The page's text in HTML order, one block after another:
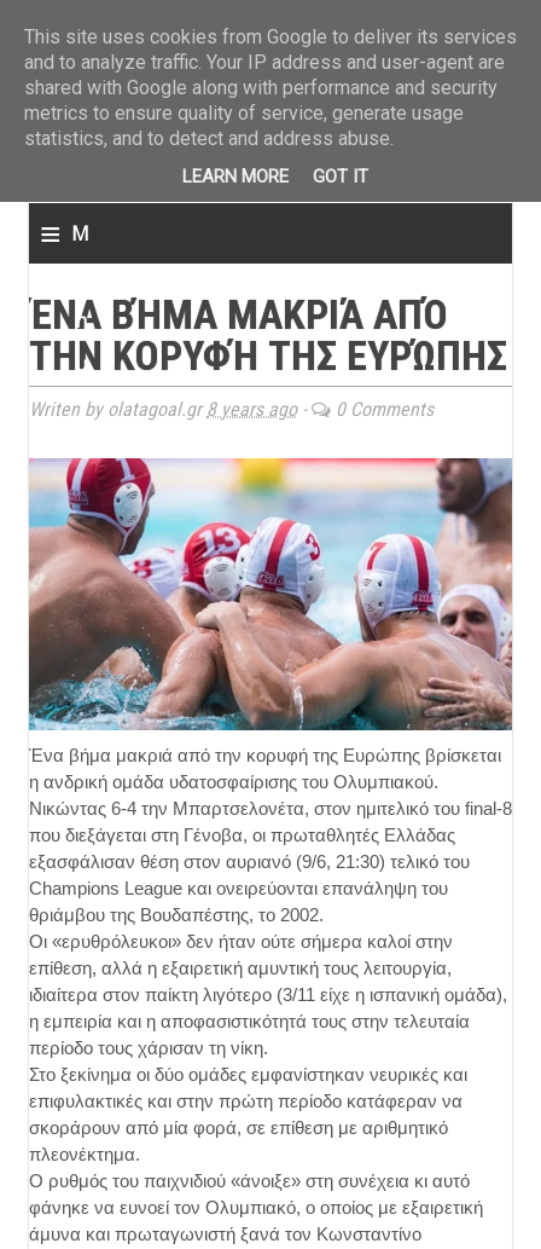
≡ M
n
u
ΈΝΑ ΒΉΜΑ ΜΑΚΡΙΆ ΑΠΌ
ΤΗΝ ΚΟΡΥΦΉ ΤΗΣ ΕΥΡΏΠΗΣ
Writen by olatagoal.gr8 years ago- 0 Comments
Ένα βήμα μακριά από την κορυφή της Ευρώπης βρίσκεται
η ανδρική ομάδα υδατοσφαίρισης του Ολυμπιακού.
Νικώντας 6-4 την Μπαρτσελονέτα, στον ημιτελικό του final-8
που διεξάγεται στη Γένοβα, οι πρωταθλητές Ελλάδας
εξασφάλισαν θέση στον αυριανό (9/6, 21:30) τελικό του
Champions League και ονειρεύονται επανάληψη του
θριάμβου της Βουδαπέστης, το 2002.
Οι «ερυθρόλευκοι» δεν ήταν ούτε σήμερα καλοί στην
επίθεση, αλλά η εξαιρετική αμυντική τους λειτουργία,
ιδιαίτερα στον παίκτη λιγότερο (3/11 είχε η ισπανική ομάδα),
η εμπειρία και η αποφασιστικότητά τους στην τελευταία
περίοδο τους χάρισαν τη νίκη.
Στο ξεκίνημα οι δύο ομάδες εμφανίστηκαν νευρικές και
επιφυλακτικές και στην πρώτη περίοδο κατάφεραν να
σκοράρουν από μία φορά, σε επίθεση με αριθμητικό
πλεονέκτημα.
Ο ρυθμός του παιχνιδιού «άνοιξε» στη συνέχεια κι αυτό
φάνηκε να ευνοεί τον Ολυμπιακό, ο οποίος με εξαιρετική
άμυνα και πρωταγωνιστή ξανά τον Κωνσταντίνο
This site uses cookies from Google to deliver its services
and to analyze traffic. Your IP address and user-agent are
shared with Google along with performance and security
metrics to ensure quality of service, generate usage
statistics, and to detect and address abuse.
LEARN MORE GOT IT